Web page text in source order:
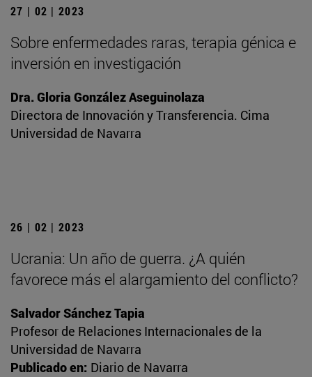
27 | 02 | 2023
Sobre enfermedades raras, terapia génica e
inversión en investigación
Dra. Gloria González Aseguinolaza
Directora de Innovación y Transferencia. Cima
Universidad de Navarra
26 | 02 | 2023
Ucrania: Un año de guerra. ¿A quién
favorece más el alargamiento del conflicto?
Salvador Sánchez Tapia
Profesor de Relaciones Internacionales de la
Universidad de Navarra
Publicado en: Diario de Navarra